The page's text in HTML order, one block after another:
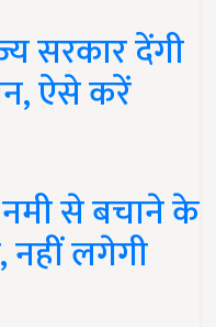
सरकार देंगी
ऐसे करें
से बचाने के
लगेगी